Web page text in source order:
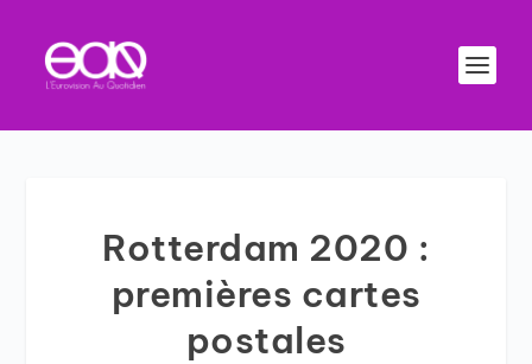
Rotterdam 2020 :
premières cartes
postales